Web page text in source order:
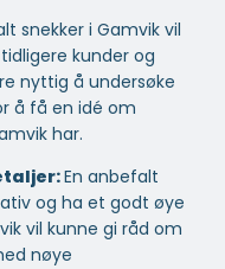
snekker i Gamvik vil
kunder og
nyttig å undersøke
å få en idé om
har.
En anbefalt
og ha et godt øye
vil kunne gi råd om
nøye